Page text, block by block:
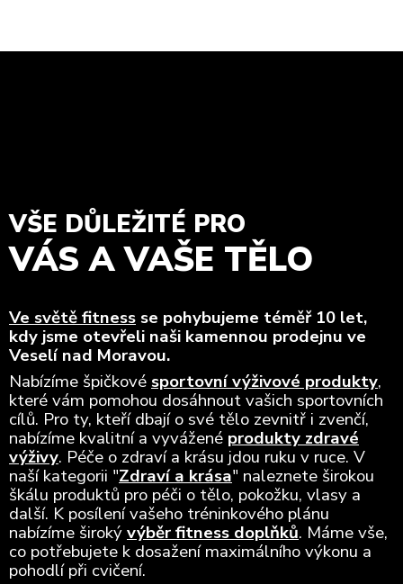
VŠE DŮLEŽITÉ PRO
VÁS A VAŠE TĚLO
Ve světě fitness se pohybujeme téměř 10 let,
kdy jsme otevřeli naši kamennou prodejnu ve
Veselí nad Moravou.
Nabízíme špičkovésportovní výživové produkty,
které vám pomohou dosáhnout vašich sportovních
cílů. Pro ty, kteří dbají o své tělo zevnitř i zvenčí,
nabízíme kvalitní a vyvážené produkty zdravé
výživy. Péče o zdraví a krásu jdou ruku v ruce. V
naší kategorii "Zdraví a krása" naleznete širokou
škálu produktů pro péči o tělo, pokožku, vlasy a
další. K posílení vašeho tréninkového plánu
nabízíme širokývýběr fitness doplňků. Máme vše,
co potřebujete k dosažení maximálního výkonu a
pohodlí při cvičení.